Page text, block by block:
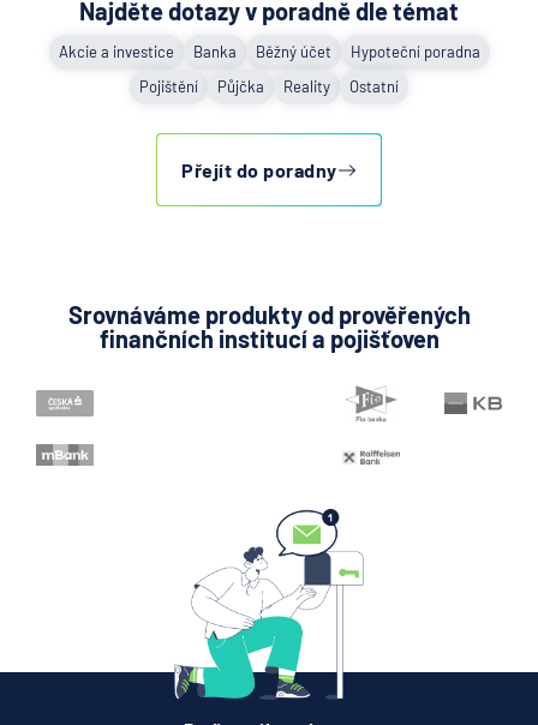
Najděte dotazy v poradně dle témat
Akcie a investice Banka Běžný účet
Hypoteční poradna
Pojištění
Půjčka Reality Ostatní
Přejít do poradny
Srovnáváme produkty od prověřených
finančních institucí a pojišťoven